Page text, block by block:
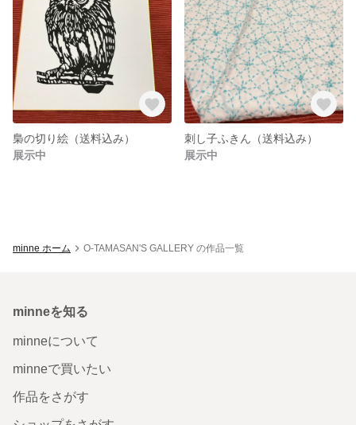
梟の切り絵（送料込み）
展示中
刺し子ふきん（送料込み）
展示中
minne ホーム O-TAMASAN'S GALLERY の作品一覧
minneを知る
minneについて
minneで買いたい
作品をさがす